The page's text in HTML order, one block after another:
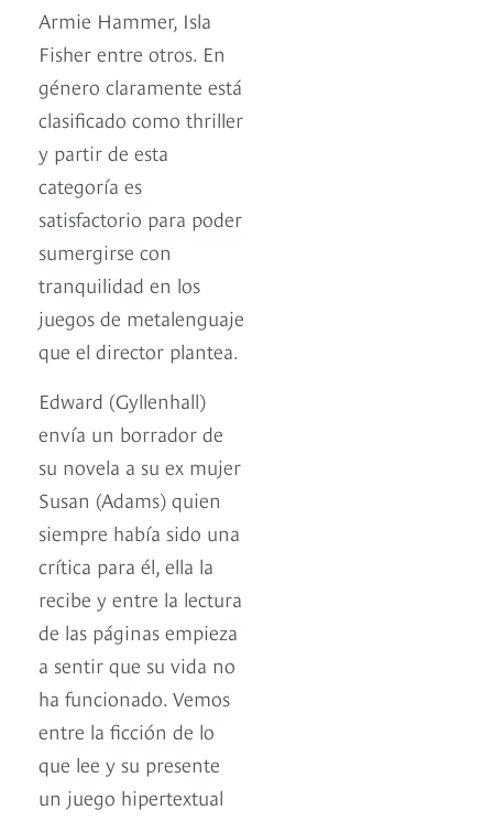
Armie Hammer, Isla
Fisher entre otros. En
género claramente está
clasificado como thriller
y partir de esta
categoría es
satisfactorio para poder
sumergirse con
tranquilidad en los
juegos de metalenguaje
que el director plantea.
Edward (Gyllenhall)
envía un borrador de
su novela a su ex mujer
Susan (Adams) quien
siempre había sido una
crítica para él, ella la
recibe y entre la lectura
de las páginas empieza
a sentir que su vida no
ha funcionado. Vemos
entre la ficción de lo
que lee y su presente
un juego hipertextual